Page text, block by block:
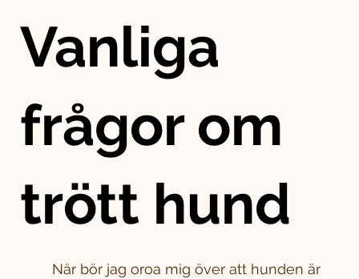
Vanliga
frågor om
trött hund
När bör jag oroa mig över att hunden är